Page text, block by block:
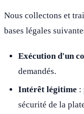
Nous collectons et
bases légales
Exécution d'un
demandés.
Intérêt légitime :
sécurité de la